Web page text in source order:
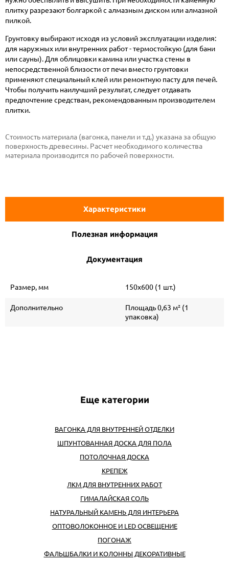
плитку разрезают болгаркой с алмазным диском или алмазной
пилкой.
Грунтовку выбирают исходя из условий эксплуатации изделия:
для наружных или внутренних работ - термостойкую (для бани
или сауны). Для облицовки камина или участка стены в
непосредственной близости от печи вместо грунтовки
применяют специальный клей или ремонтную пасту для печей.
Чтобы получить наилучший результат, следует отдавать
предпочтение средствам, рекомендованным производителем
плитки.
Стоимость материала (вагонка, панели и т.д.) указана за общую
поверхность древесины. Расчет необходимого количества
материала производится по рабочей поверхности.
Характеристики
Полезная информация
Документация
Размер, мм 150х600 (1 шт.)
Дополнительно
Площадь 0,63 м² (1
упаковка)
Еще категории
ВАГОНКА ДЛЯ ВНУТРЕННЕЙ ОТДЕЛКИ
ШПУНТОВАННАЯ ДОСКА ДЛЯ ПОЛА
ПОТОЛОЧНАЯ ДОСКА
КРЕПЕЖ
ЛКМ ДЛЯ ВНУТРЕННИХ РАБОТ
ГИМАЛАЙСКАЯ СОЛЬ
НАТУРАЛЬНЫЙ КАМЕНЬ ДЛЯ ИНТЕРЬЕРА
ОПТОВОЛОКОННОЕ И LED ОСВЕЩЕНИЕ
ПОГОНАЖ
ФАЛЬШБАЛКИ И КОЛОННЫ ДЕКОРАТИВНЫЕ